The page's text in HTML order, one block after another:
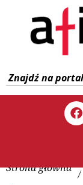
Strona główna /